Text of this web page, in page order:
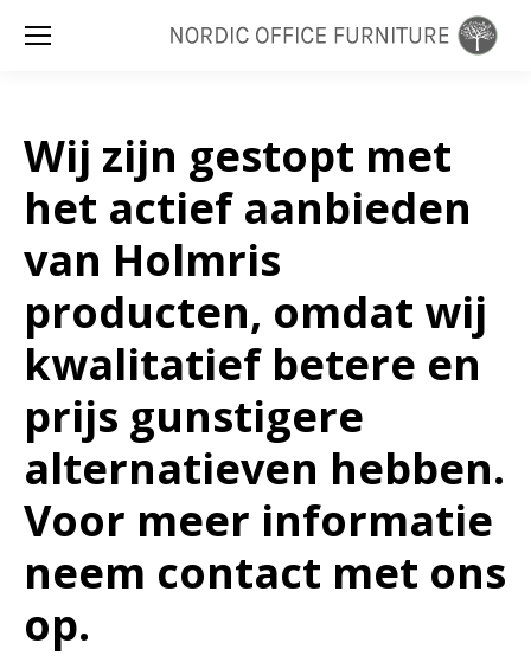
Wij zijn gestopt met
het actief aanbieden
van Holmris
producten, omdat wij
kwalitatief betere en
prijs gunstigere
alternatieven hebben.
Voor meer informatie
neem contact met ons
op.